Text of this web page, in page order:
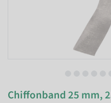
Chiffonband 25 mm,